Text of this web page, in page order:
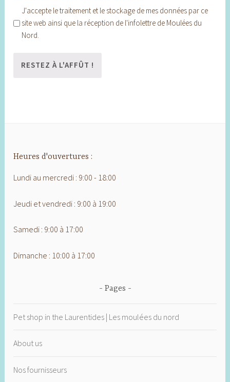
J'accepte le traitement et le stockage de mes données par ce
site web ainsi que la réception de l'infolettre de Moulées du
Nord.
Heures d'ouvertures :
Lundi au mercredi : 9:00 - 18:00
Jeudi et vendredi : 9:00 à 19:00
Samedi : 9:00 à 17:00
Dimanche : 10:00 à 17:00
Pages
Pet shop in the Laurentides | Les moulées du nord
About us
Nos fournisseurs